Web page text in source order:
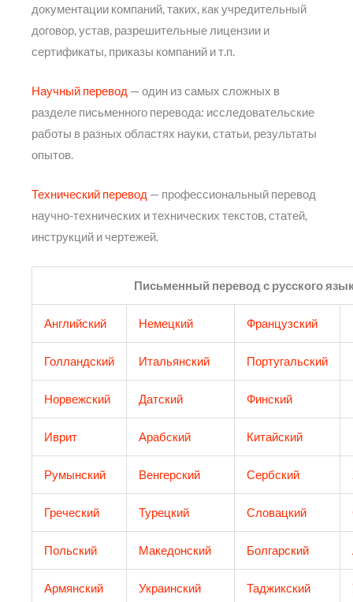
документации компаний, таких, как учредительный
договор, устав, разрешительные лицензии и
сертификаты, приказы компаний и т.п.
Научный перевод — один из самых сложных в
разделе письменного перевода: исследовательские
работы в разных областях науки, статьи, результаты
опытов.
Технический перевод — профессиональный перевод
научно-технических и технических текстов, статей,
инструкций и чертежей.
Письменный перевод с русского
Английский Немецкий Французский
Голландский Итальянский Португальский
Норвежский Датский Финский
Иврит Арабский Китайский
Румынский Венгерский Сербский
Греческий​ Турецкий Словацкий
Польский Македонский Болгарский
Армянский Украинский Таджикский